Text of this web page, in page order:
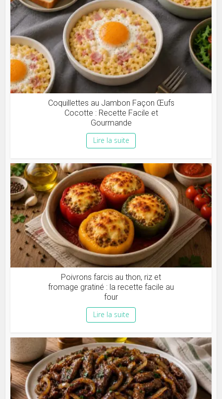
Coquillettes au Jambon Façon Œufs
Cocotte : Recette Facile et
Gourmande
Lire la suite
Poivrons farcis au thon, riz et
fromage gratiné : la recette facile au
four
Lire la suite